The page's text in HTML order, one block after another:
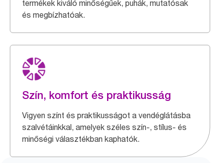
termékek kiváló minőségűek, puhák, mutatósak
és megbízhatóak.
Szín, komfort és praktikusság
Vigyen színt és praktikusságot a vendéglátásba
szalvétáinkkal, amelyek széles szín-, stílus- és
minőségi választékban kaphatók.